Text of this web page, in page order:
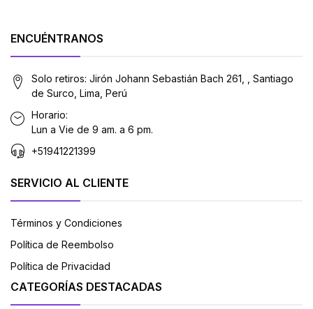
ENCUÉNTRANOS
Solo retiros: Jirón Johann Sebastián Bach 261, , Santiago
de Surco, Lima, Perú
Horario:
Lun a Vie de 9 am. a 6 pm.
+51941221399
SERVICIO AL CLIENTE
Términos y Condiciones
Política de Reembolso
Política de Privacidad
CATEGORÍAS DESTACADAS